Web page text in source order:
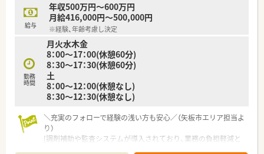
給与
年収500万円～600万円
月給416,000円～500,000円
※経験、年齢考慮し決定
勤務
時間
月火水木金
8：00～17：00(休憩60分)
8：30～17：30(休憩60分)
土
8：00～12：00(休憩なし)
8：30～12：30(休憩なし)
＼充実のフォローで経験の浅い方も安心／（矢板市エリア担当よ
り）
[調剤補助や監査システムが導入されており、業務の負担軽減と